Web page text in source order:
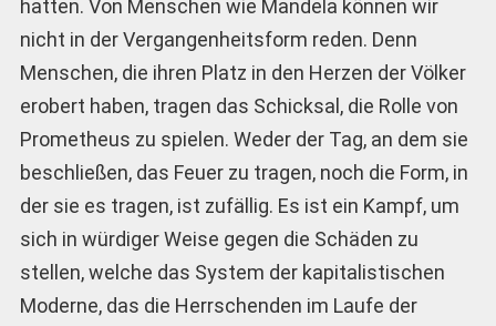
hatten. Von Menschen wie Mandela können wir
nicht in der Vergangenheitsform reden. Denn
Menschen, die ihren Platz in den Herzen der Völker
erobert haben, tragen das Schicksal, die Rolle von
Prometheus zu spielen. Weder der Tag, an dem sie
beschließen, das Feuer zu tragen, noch die Form, in
der sie es tragen, ist zufällig. Es ist ein Kampf, um
sich in würdiger Weise gegen die Schäden zu
stellen, welche das System der kapitalistischen
Moderne, das die Herrschenden im Laufe der